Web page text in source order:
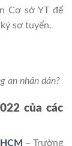
Cơ sở YT để
sơ tuyển.
an nhân dân?
của các
– Trường